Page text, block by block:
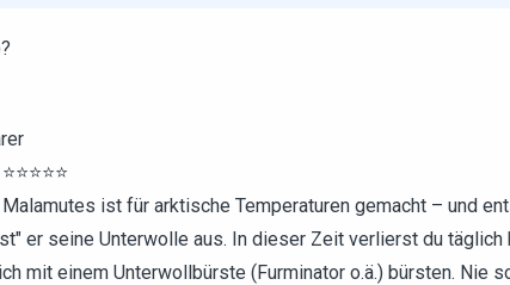
ist für arktische Temperaturen gemacht – und
er seine Unterwolle aus. In dieser Zeit verlierst du täglich
mit einem Unterwollbürste (Furminator o.ä.) bürsten. Nie